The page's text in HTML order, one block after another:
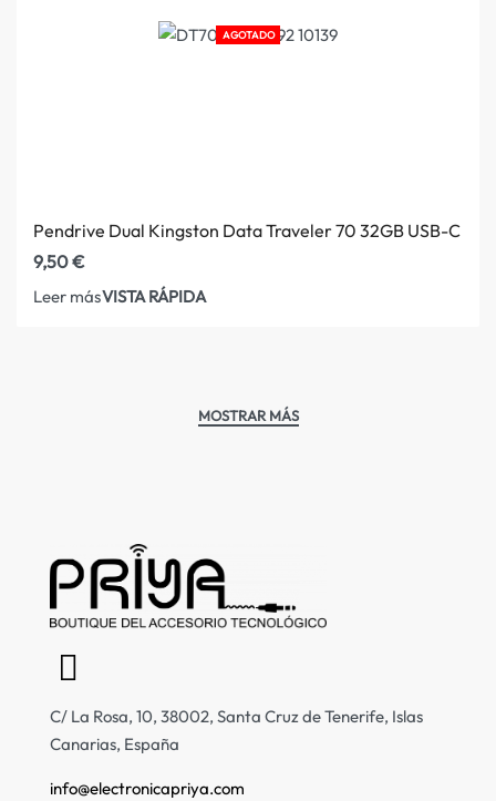
AGOTADO
Pendrive Dual Kingston Data Traveler 70 32GB USB-C
9,50€
Leer másVISTA RÁPIDA
C/ La Rosa, 10, 38002, Santa Cruz de Tenerife, Islas
Canarias, España
info@electronicapriya.com